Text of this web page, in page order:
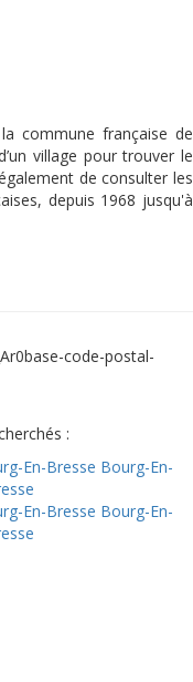
commune française de
village pour trouver le
de consulter les
depuis 1968 jusqu'à
code-postal-
:
En-Bresse Bourg-En-
En-Bresse Bourg-En-